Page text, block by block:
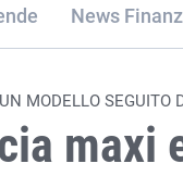
MODELLO SEGUITO
maxi